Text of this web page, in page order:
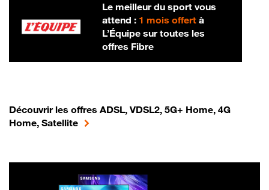
Le meilleur du sport vous
attend : 1 mois offertà
L’Équipe sur toutes les
offres Fibre
Découvrir les offres ADSL, VDSL2, 5G+ Home, 4G
Home, Satellite